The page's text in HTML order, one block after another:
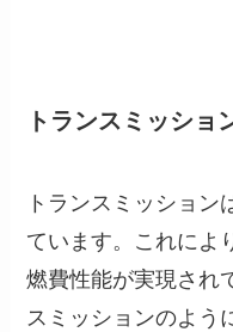
トランスミッショ
トランスミッション
ています。これによ
燃費性能が実現され
スミッションのよう